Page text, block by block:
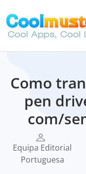
Como
pen
com/
Equipa Editorial
Portuguesa